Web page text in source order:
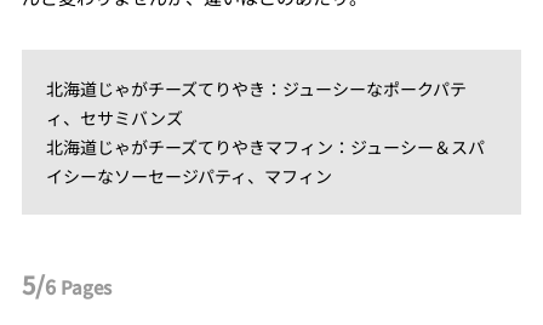
北海道じゃがチーズてりやき：ジューシーなポークパテ
ィ、セサミバンズ
北海道じゃがチーズてりやきマフィン：ジューシー＆スパ
イシーなソーセージパティ、マフィン
5/6 Pages